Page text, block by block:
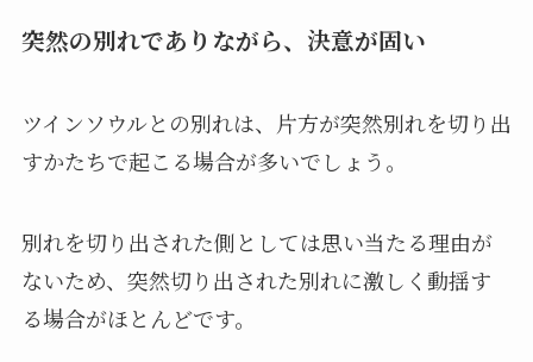
突然の別れでありながら、決意が固い
ツインソウルとの別れは、片方が突然別れを切り出
すかたちで起こる場合が多いでしょう。
別れを切り出された側としては思い当たる理由が
ないため、突然切り出された別れに激しく動揺す
る場合がほとんどです。